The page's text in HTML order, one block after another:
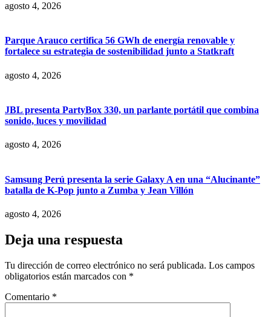
agosto 4, 2026
Parque Arauco certifica 56 GWh de energía renovable y
fortalece su estrategia de sostenibilidad junto a Statkraft
agosto 4, 2026
JBL presenta PartyBox 330, un parlante portátil que combina
sonido, luces y movilidad
agosto 4, 2026
Samsung Perú presenta la serie Galaxy A en una “Alucinante”
batalla de K-Pop junto a Zumba y Jean Villón
agosto 4, 2026
Deja una respuesta
Tu dirección de correo electrónico no será publicada. Los campos
obligatorios están marcados con *
Comentario *